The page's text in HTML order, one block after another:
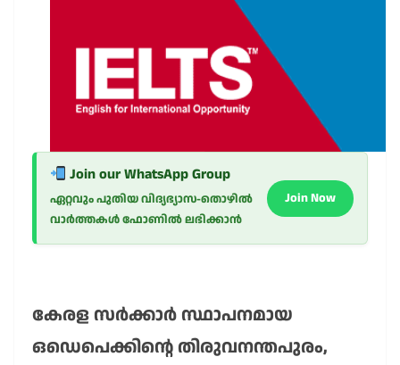
Join our WhatsApp Group
ഏറ്റവും പുതിയ വിദ്യഭ്യാസ-തൊഴിൽ
വാർത്തകൾ ഫോണിൽ ലഭിക്കാൻ
Join Now
കേരള സർക്കാർ സ്ഥാപനമായ
ഒഡെപെക്കിന്റെ തിരുവനന്തപുരം,